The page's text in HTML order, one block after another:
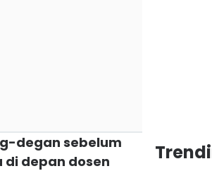
degan sebelum
depan dosen